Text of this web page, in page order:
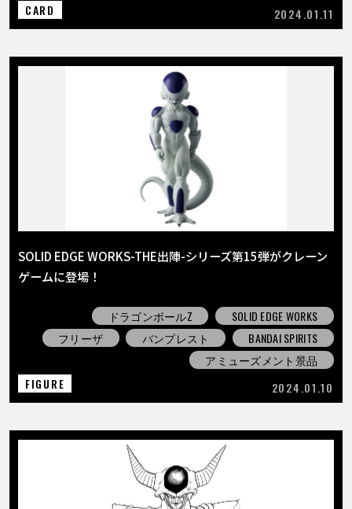
CARD
2024.01.11
SOLID EDGE WORKS-THE出陣-シリーズ第15弾がクレーン
ゲームに登場！
ドラゴンボールZ
SOLID EDGE WORKS
フリーザ
バンプレスト
BANDAI SPIRITS
アミューズメント景品
FIGURE
2024.01.10